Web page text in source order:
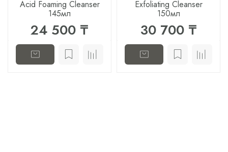
Acid Foaming Cleanser
145мл
24 500 ₸
Exfoliating Cleanser
150мл
30 700 ₸